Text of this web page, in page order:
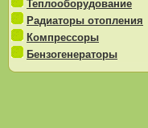
Теплооборудование
Радиаторы отопления
Компрессоры
Бензогенераторы